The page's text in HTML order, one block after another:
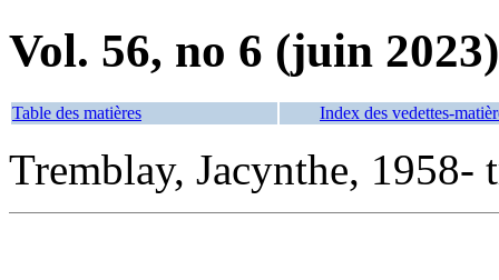
Vol. 56, no 6 (juin 2023)
Table des matières Index des vedettes-
Tremblay, Jacynthe, 1958-